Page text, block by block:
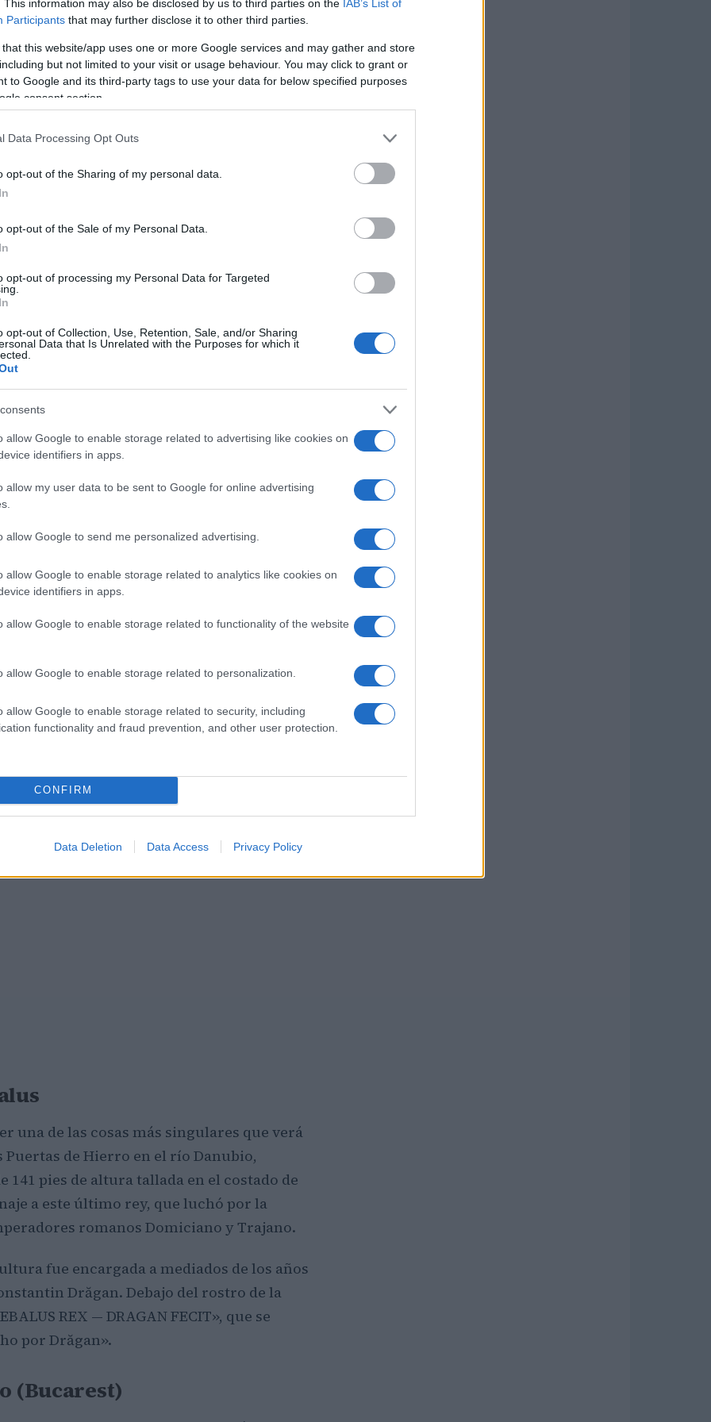
This information may also be disclosed by us to third parties on the IAB’s List of
Participants that may further disclose it to other third parties.
that this website/app uses one or more Google services and may gather and store
but not limited to your visit or usage behaviour. You may click to grant or
to Google and its third-party tags to use your data for below specified purposes
consent section.
Data Processing Opt Outs
opt-out of the Sharing of my personal data.
opt-out of the Sale of my Personal Data.
opt-out of processing my Personal Data for Targeted
opt-out of Collection, Use, Retention, Sale, and/or Sharing
Data that Is Unrelated with the Purposes for which it
allow Google to enable storage related to advertising like cookies on
identifiers in apps.
allow my user data to be sent to Google for online advertising
allow Google to send me personalized advertising.
allow Google to enable storage related to analytics like cookies on
identifiers in apps.
allow Google to enable storage related to functionality of the website
allow Google to enable storage related to personalization.
allow Google to enable storage related to security, including
functionality and fraud prevention, and other user protection.
CONFIRM
Data Deletion Data Access Privacy Policy
y antiguas iglesias fortificadas,
asombrosos. También
espectaculares del planeta
Si está buscando un país rico en
no busque más allá de Rumania.
de la arquitectura tradicional de
por el líder militar húngaro John
y los techos de colores brillantes del
a la redonda. Está encaramado sobre un
de Hunedoara y al río Zlatsi.
los castillos más grandes de Europa,
misteriosas leyendas. Se cree que es la
visitantes también argumentan que fue
Drácula.
una de las cosas más singulares que verá
de Hierro en el río Danubio,
141 pies de altura tallada en el costado de
a este último rey, que luchó por la
romanos Domiciano y Trajano.
fue encargada a mediados de los años
Drăgan. Debajo del rostro de la
REX — DRAGAN FECIT», que se
por Drăgan».
(Bucarest)